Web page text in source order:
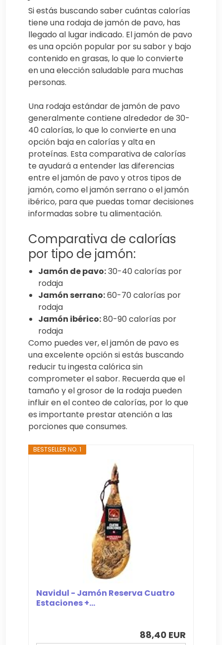
Si estás buscando saber cuántas calorías
tiene una rodaja de jamón de pavo, has
llegado al lugar indicado. El jamón de pavo
es una opción popular por su sabor y bajo
contenido en grasas, lo que lo convierte
en una elección saludable para muchas
personas.
Una rodaja estándar de jamón de pavo
generalmente contiene alrededor de 30-
40 calorías, lo que lo convierte en una
opción baja en calorías y alta en
proteínas. Esta comparativa de calorías
te ayudará a entender las diferencias
entre el jamón de pavo y otros tipos de
jamón, como el jamón serrano o el jamón
ibérico, para que puedas tomar decisiones
informadas sobre tu alimentación.
Comparativa de calorías
por tipo de jamón:
Jamón de pavo:30-40 calorías por
rodaja
Jamón serrano:60-70 calorías por
rodaja
Jamón ibérico:80-90 calorías por
rodaja
Como puedes ver, el jamón de pavo es
una excelente opción si estás buscando
reducir tu ingesta calórica sin
comprometer el sabor. Recuerda que el
tamaño y el grosor de la rodaja pueden
influir en el conteo de calorías, por lo que
es importante prestar atención a las
porciones que consumes.
BESTSELLER NO. 1
Navidul - Jamón Reserva Cuatro
Estaciones +...
88,40 EUR